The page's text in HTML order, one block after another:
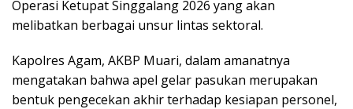
Operasi Ketupat Singgalang 2026 yang akan
melibatkan berbagai unsur lintas sektoral.
Kapolres Agam, AKBP Muari, dalam amanatnya
mengatakan bahwa apel gelar pasukan merupakan
bentuk pengecekan akhir terhadap kesiapan personel,